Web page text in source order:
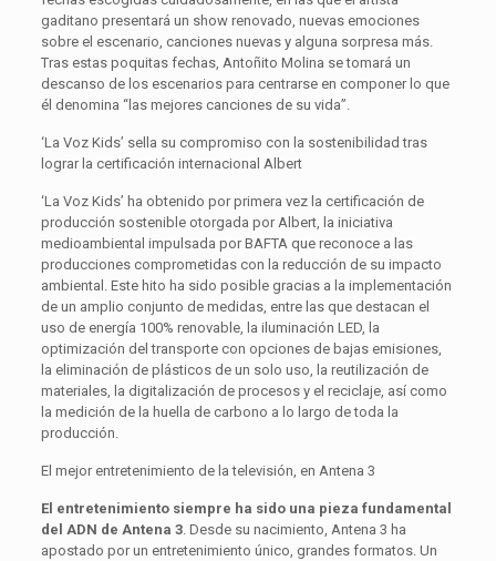
gaditano presentará un show renovado, nuevas emociones
sobre el escenario, canciones nuevas y alguna sorpresa más.
Tras estas poquitas fechas, Antoñito Molina se tomará un
descanso de los escenarios para centrarse en componer lo que
él denomina “las mejores canciones de su vida”.
‘La Voz Kids’ sella su compromiso con la sostenibilidad tras
lograr la certificación internacional Albert
‘La Voz Kids’ ha obtenido por primera vez la certificación de
producción sostenible otorgada por Albert, la iniciativa
medioambiental impulsada por BAFTA que reconoce a las
producciones comprometidas con la reducción de su impacto
ambiental. Este hito ha sido posible gracias a la implementación
de un amplio conjunto de medidas, entre las que destacan el
uso de energía 100% renovable, la iluminación LED, la
optimización del transporte con opciones de bajas emisiones,
la eliminación de plásticos de un solo uso, la reutilización de
materiales, la digitalización de procesos y el reciclaje, así como
la medición de la huella de carbono a lo largo de toda la
producción.
El mejor entretenimiento de la televisión, en Antena 3
El entretenimiento siempre ha sido una pieza fundamental
del ADN de Antena 3. Desde su nacimiento, Antena 3 ha
apostado por un entretenimiento único, grandes formatos. Un